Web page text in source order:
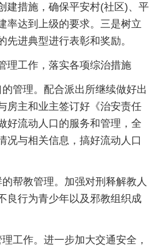
建措施，确保平安村(社区)、平
率达到上级的要求。三是树立
先进典型进行表彰和奖励。
理工作，落实各项综治措施
管理。配合派出所继续做好出
房主和业主签订好《治安责任
好流动人口的服务和管理，全
况与相关信息，搞好流动人口
帮教管理。加强对刑释解教人
良行为青少年以及邪教组织成
工作。进一步加大交通安全，